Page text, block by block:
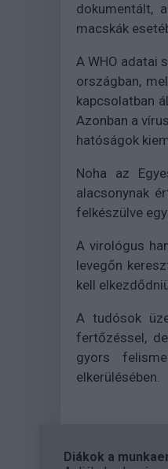
dokumentált,
macskák
A WHO adatai
országban,
kapcsolatban
Azonban a
hatóságok
Noha az
alacsonynak
felkészülve
A virológus
levegőn
kell
A tudósok
fertőzéssel,
gyors
elkerülésében.
Diákok a